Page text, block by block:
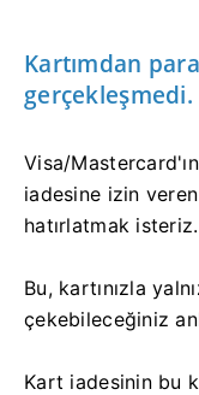
Kartımdan
gerçekleşmedi.
Visa/
iadesine izin
hatırlatmak isteriz.
Bu, kartınızla
çekebileceğiniz
Kart iadesinin bu